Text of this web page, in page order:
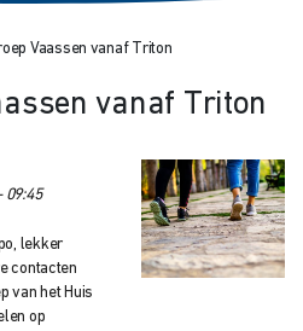
Vaassen vanaf Triton
vanaf Triton
09:45
lekker
contacten
van het Huis
op